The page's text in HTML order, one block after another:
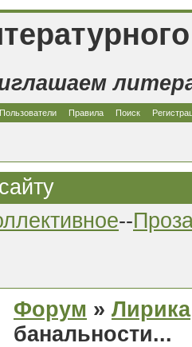
Пользователи Правила Поиск
--
Форум » Лирика
банальности...